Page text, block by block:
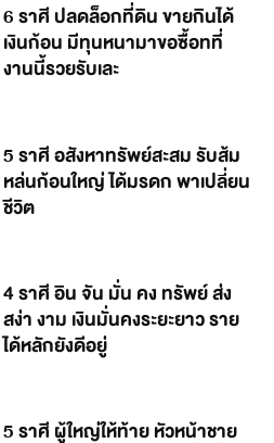
6 ราศี ปลดล็อกที่ดิน ขายกินได้
เงินก้อน มีทุนหนามาขอซื้อทที่
งานนี้รวยรับเละ
5 ราศี อสังหาทรัพย์สะสม รับส้ม
หล่นก้อนใหญ่ ได้มรดก พาเปลี่ยน
ชีวิต
4 ราศี อิน จัน มั่น คง ทรัพย์ ส่ง
สง่า งาม เงินมั่นคงระยะยาว ราย
ได้หลักยังดีอยู่
5 ราศี ผู้ใหญ่ให้ท้าย หัวหน้าชาย